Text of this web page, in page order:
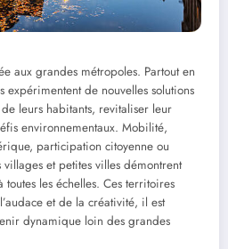
aux grandes métropoles. Partout en
expérimentent de nouvelles solutions
leurs habitants, revitaliser leur
environnementaux. Mobilité,
participation citoyenne ou
et petites villes démontrent
toutes les échelles. Ces territoires
et de la créativité, il est
dynamique loin des grandes